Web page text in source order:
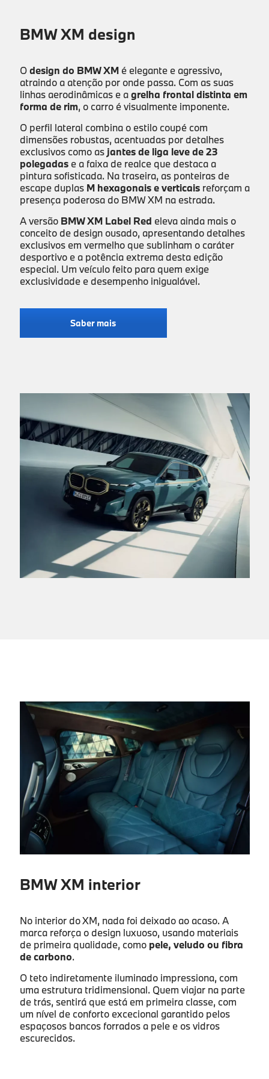
BMW XM design
Odesign do BMW XMé elegante e agressivo,
atraindo a atenção por onde passa. Com as suas
linhas aerodinâmicas e agrelha frontal distinta em
forma de rim, o carro é visualmente imponente.
O perfil lateral combina o estilo coupé com
dimensões robustas, acentuadas por detalhes
exclusivos como as jantes de liga leve de 23
polegadase a faixa de realce que destaca a
pintura sofisticada. Na traseira, as ponteiras de
escape duplas M hexagonais e verticaisreforçam a
presença poderosa do BMW XM na estrada.
A versão BMW XM Label Red eleva ainda mais o
conceito de design ousado, apresentando detalhes
exclusivos em vermelho que sublinham o caráter
desportivo e a potência extrema desta edição
especial. Um veículo feito para quem exige
exclusividade e desempenho inigualável.
Saber mais
BMW XM interior
No interior do XM, nada foi deixado ao acaso. A
marca reforça o design luxuoso, usando materiais
de primeira qualidade, como pele, veludo ou fibra
de carbono.
O teto indiretamente iluminado impressiona, com
uma estrutura tridimensional. Quem viajar na parte
de trás, sentirá que está em primeira classe, com
um nível de conforto excecional garantido pelos
espaçosos bancos forrados a pele e os vidros
escurecidos.